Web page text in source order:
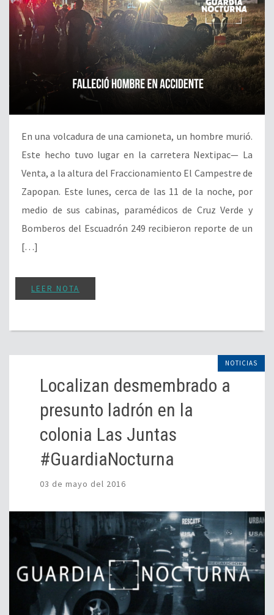
En una volcadura de una camioneta, un hombre murió.
Este hecho tuvo lugar en la carretera Nextipac— La
Venta, a la altura del Fraccionamiento El Campestre de
Zapopan. Este lunes, cerca de las 11 de la noche, por
medio de sus cabinas, paramédicos de Cruz Verde y
Bomberos del Escuadrón 249 recibieron reporte de un
[…]
LEER NOTA
NOTICIAS
Localizan desmembrado a
presunto ladrón en la
colonia Las Juntas
#GuardiaNocturna
03 de mayo del 2016